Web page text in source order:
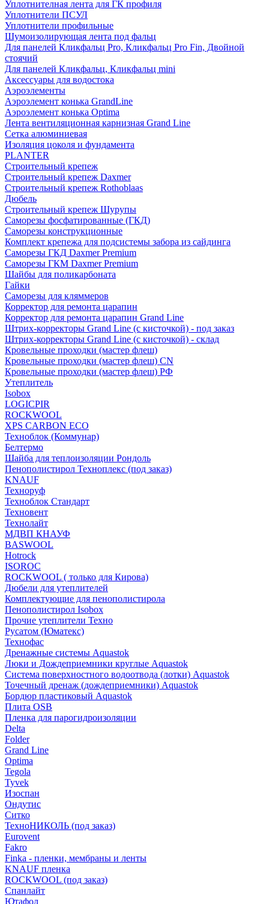
Уплотнителная лента для ГК профиля
Уплотнители ПСУЛ
Уплотнители профильные
Шумоизолирующая лента под фальц
Для панелей Кликфальц Pro, Кликфальц Pro Fin, Двойной
стоячий
Для панелей Кликфальц, Кликфальц mini
Аксессуары для водостока
Аэроэлементы
Аэроэлемент конька GrandLine
Аэроэлемент конька Optima
Лента вентиляционная карнизная Grand Line
Сетка алюминиевая
Изоляция цоколя и фундамента
PLANTER
Строительный крепеж
Строительный крепеж Daxmer
Строительный крепеж Rothoblaas
Дюбель
Строительный крепеж Шурупы
Саморeзы фосфатированные (ГКД)
Саморезы конструкционные
Комплект крепежа для подсистемы забора из сайдинга
Саморезы ГКД Daxmer Premium
Саморезы ГКМ Daxmer Premium
Шайбы для поликарбоната
Гайки
Саморезы для кляммеров
Корректор для ремонта царапин
Корректор для ремонта царапин Grand Line
Штрих-корректоры Grand Line (с кисточкой) - под заказ
Штрих-корректоры Grand Line (с кисточкой) - склад
Кровельные проходки (мастер флеш)
Кровельные проходки (мастер флеш) CN
Кровельные проходки (мастер флеш) РФ
Утеплитель
Isobox
LOGICPIR
ROCKWOOL
XPS CARBON ECO
Техноблок (Коммунар)
Белтермо
Шайба для теплоизоляции Рондоль
Пенополистирол Техноплекс (под заказ)
KNАUF
Технoруф
Техноблок Стандарт
Техновент
Технолайт
МДВП КНАУФ
BASWOOL
Hotrock
ISOROC
ROCKWOOL ( только для Кирова)
Дюбели для утеплителей
Комплектующие для пенополистирола
Пенополистирол Isobox
Прочие утеплители Техно
Русатом (Юматекс)
Технофас
Дренажные системы Aquastok
Люки и Дождеприемники круглые Aquastok
Система поверхностного водоотвода (лотки) Aquastok
Точечный дренаж (дождеприемники) Aquastok
Бордюр пластиковый Aquastok
Плита OSB
Пленка для парогидроизоляции
Delta
Folder
Grand Line
Optima
Tegola
Tyvek
Изоспан
Ондутис
Ситко
ТехноНИКОЛЬ (под заказ)
Eurovent
Fakro
Finka - пленки, мембраны и ленты
KNAUF пленка
ROCKWOOL (под заказ)
Спанлайт
Ютафол